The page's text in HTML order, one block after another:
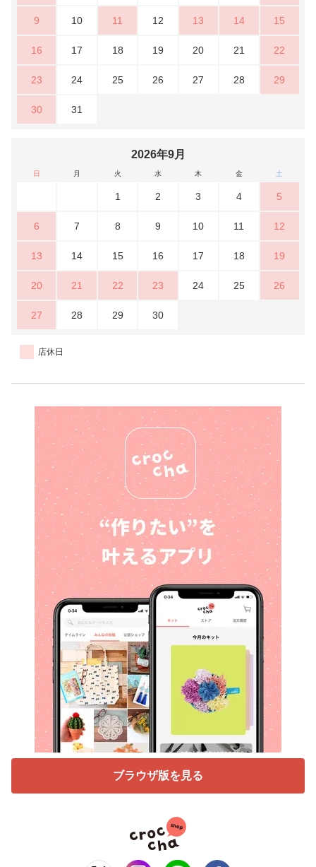
9 10 11 12 13 14 15
16 17 18 19 20 21 22
23 24 25 26 27 28 29
30 31
2026年9月
日 月 火 水 木 金 土
1 2 3 4 5
6 7 8 9 10 11 12
13 14 15 16 17 18 19
20 21 22 23 24 25 26
27 28 29 30
店休日
ブラウザ版を見る